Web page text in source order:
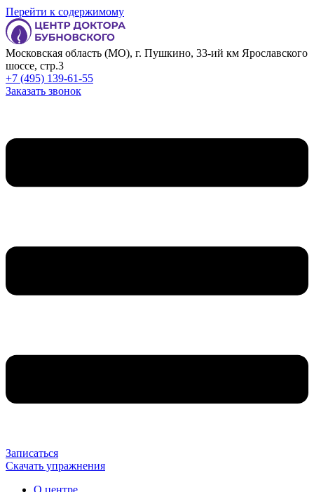
Перейти к содержимому
Московская область (МО), г. Пушкино, 33-ий км Ярославского
шоссе, стр.3
+7 (495) 139-61-55
Заказать звонок
Записаться
Скачать упражнения
О центре